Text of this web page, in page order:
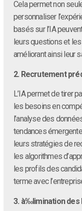
Cela permet non
personnaliser
basés sur l’IA
leurs questions et
améliorant ainsi leur
2. Recrutement
L’IA permet de tirer
les besoins en
l’analyse des
tendances
leurs stratégies de
les algorithmes
les profils des
terme avec
3. à‰limination des